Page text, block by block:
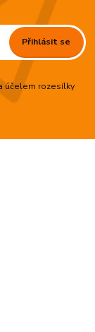
Přihlásit se
účelem rozesílky